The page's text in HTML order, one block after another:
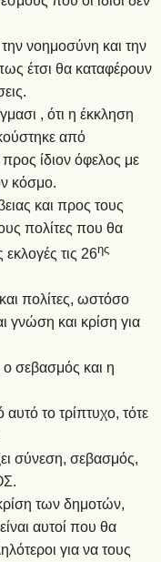
νοημοσύνη και την
έτσι θα καταφέρουν
, ότι η έκκληση
από
ίδιον όφελος με
κόσμο.
και προς τους
πολίτες που θα
τις 26ης
πολίτες, ωστόσο
γνώση και κρίση για
σεβασμός και η
το τρίπτυχο, τότε
σύνεση, σεβασμός,
των δημοτών,
αυτοί που θα
για να τους